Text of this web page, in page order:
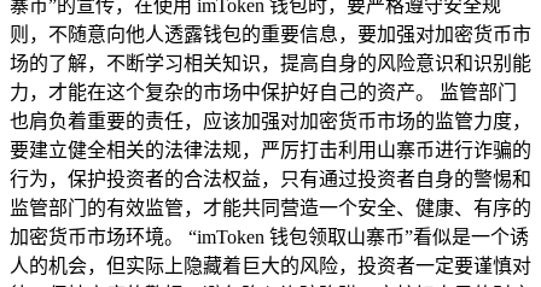
寨币”的宣传，在使用 imToken 钱包时，要严格遵守安全规
则，不随意向他人透露钱包的重要信息，要加强对加密货币市
场的了解，不断学习相关知识，提高自身的风险意识和识别能
力，才能在这个复杂的市场中保护好自己的资产。 监管部门
也肩负着重要的责任，应该加强对加密货币市场的监管力度，
要建立健全相关的法律法规，严厉打击利用山寨币进行诈骗的
行为，保护投资者的合法权益，只有通过投资者自身的警惕和
监管部门的有效监管，才能共同营造一个安全、健康、有序的
加密货币市场环境。 “imToken 钱包领取山寨币”看似是一个诱
人的机会，但实际上隐藏着巨大的风险，投资者一定要谨慎对